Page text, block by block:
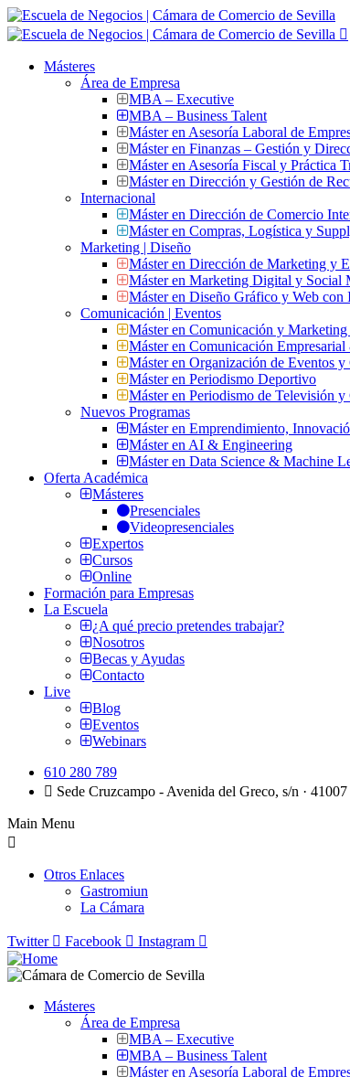
Másteres
Área de Empresa
MBA – Executive
MBA – Business Talent
Máster en Asesoría Laboral de
Máster en Finanzas – Gestión y
Máster en Asesoría Fiscal y Práctica
Máster en Dirección y Gestión de
Internacional
Máster en Dirección de Comercio
Máster en Compras, Logística y
Marketing | Diseño
Máster en Dirección de Marketing y
Máster en Marketing Digital y Social
Máster en Diseño Gráfico y Web con
Comunicación | Eventos
Máster en Comunicación y Marketing
Máster en Comunicación
Máster en Organización de Eventos
Máster en Periodismo Deportivo
Máster en Periodismo de Televisión
Nuevos Programas
Máster en Emprendimiento,
Máster en AI & Engineering
Máster en Data Science & Machine
Oferta Académica
Másteres
Presenciales
Videopresenciales
Expertos
Cursos
Online
Formación para Empresas
La Escuela
¿A qué precio pretendes trabajar?
Nosotros
Becas y Ayudas
Contacto
Live
Blog
Eventos
Webinars
610 280 789
Sede Cruzcampo - Avenida del Greco, s/n ·
Main Menu
Otros Enlaces
Gastromiun
La Cámara
Twitter Facebook Instagram
Másteres
Área de Empresa
MBA – Executive
MBA – Business Talent
Máster en Asesoría Laboral de